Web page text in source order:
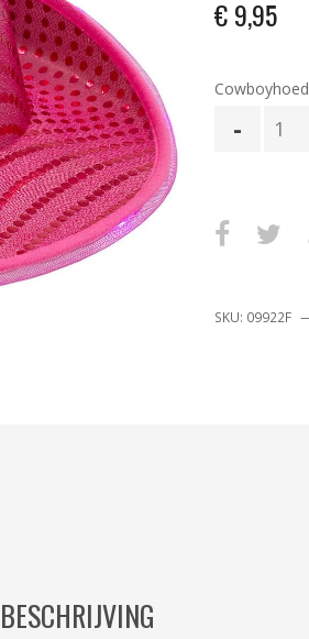
€9,95
Pink
Licht
SKU: 09922F
BESCHRIJVING